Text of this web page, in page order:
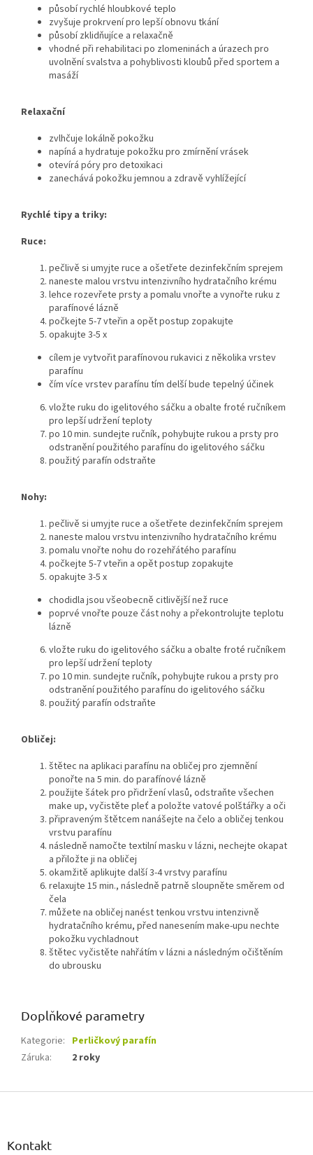
působí rychlé hloubkové teplo
zvyšuje prokrvení pro lepší obnovu tkání
působí zklidňujíce a relaxačně
vhodné při rehabilitaci po zlomeninách a úrazech pro
uvolnění svalstva a pohyblivosti kloubů před sportem a
masáží
Relaxační
zvlhčuje lokálně pokožku
napíná a hydratuje pokožku pro zmírnění vrásek
otevírá póry pro detoxikaci
zanechává pokožku jemnou a zdravě vyhlížející
Rychlé tipy a triky:
Ruce:
pečlivě si umyjte ruce a ošetřete dezinfekčním sprejem
naneste malou vrstvu intenzivního hydratačního krému
lehce rozevřete prsty a pomalu vnořte a vynořte ruku z
parafínové lázně
počkejte 5-7 vteřin a opět postup zopakujte
opakujte 3-5 x
cílem je vytvořit parafínovou rukavici z několika vrstev
parafínu
čím více vrstev parafínu tím delší bude tepelný účinek
vložte ruku do igelitového sáčku a obalte froté ručníkem
pro lepší udržení teploty
po 10 min. sundejte ručník, pohybujte rukou a prsty pro
odstranění použitého parafínu do igelitového sáčku
použitý parafín odstraňte
Nohy:
pečlivě si umyjte ruce a ošetřete dezinfekčním sprejem
naneste malou vrstvu intenzivního hydratačního krému
pomalu vnořte nohu do rozehřátého parafínu
počkejte 5-7 vteřin a opět postup zopakujte
opakujte 3-5 x
chodidla jsou všeobecně citlivější než ruce
poprvé vnořte pouze část nohy a překontrolujte teplotu
lázně
vložte ruku do igelitového sáčku a obalte froté ručníkem
pro lepší udržení teploty
po 10 min. sundejte ručník, pohybujte rukou a prsty pro
odstranění použitého parafínu do igelitového sáčku
použitý parafín odstraňte
Obličej:
štětec na aplikaci parafínu na obličej pro zjemnění
ponořte na 5 min. do parafínové lázně
použijte šátek pro přidržení vlasů, odstraňte všechen
make up, vyčistěte pleť a položte vatové polštářky a oči
připraveným štětcem nanášejte na čelo a obličej tenkou
vrstvu parafínu
následně namočte textilní masku v lázni, nechejte okapat
a přiložte ji na obličej
okamžitě aplikujte další 3-4 vrstvy parafínu
relaxujte 15 min., následně patrně sloupněte směrem od
čela
můžete na obličej nanést tenkou vrstvu intenzivně
hydratačního krému, před nanesením make-upu nechte
pokožku vychladnout
štětec vyčistěte nahřátím v lázni a následným očištěním
do ubrousku
Doplňkové parametry
Kategorie: Perličkový parafín
Záruka: 2 roky
Z
Kontakt